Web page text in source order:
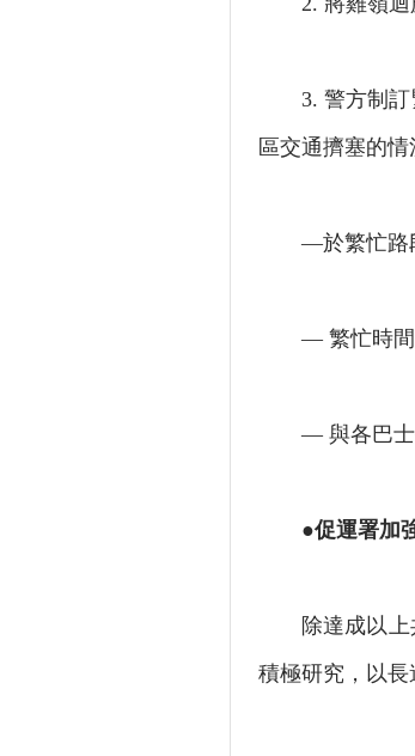
3. 警方制訂
區交通擠塞的情
—於繁忙路段
— 繁忙時間加
— 與各巴士公
●促運署加
除達成以上共
積極研究，以長